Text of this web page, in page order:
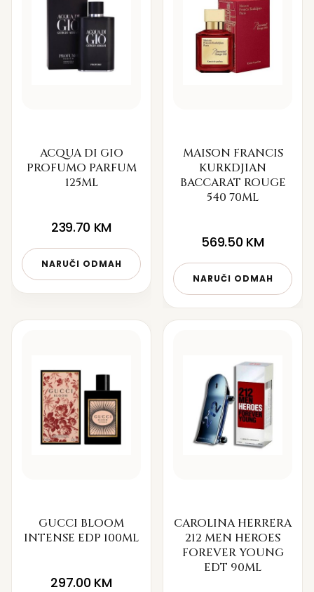
ACQUA DI GIO
PROFUMO PARFUM
125ML
239.70 KM
NARUČI ODMAH
MAISON FRANCIS
KURKDJIAN
BACCARAT ROUGE
540 70ML
569.50 KM
NARUČI ODMAH
GUCCI BLOOM
INTENSE EDP 100ML
297.00 KM
CAROLINA HERRERA
212 MEN HEROES
FOREVER YOUNG
EDT 90ML